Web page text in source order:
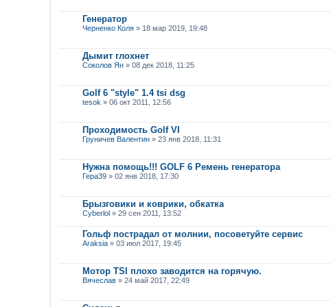
Генератор
Черненко Коля » 18 мар 2019, 19:48
Дымит глохнет
Соколов Ян » 08 дек 2018, 11:25
Golf 6 "style" 1.4 tsi dsg
tesok » 06 окт 2011, 12:56
Проходимость Golf VI
Груничев Валентин » 23 янв 2018, 11:31
Нужна помощь!!! GOLF 6 Ремень генератора
Гера39 » 02 янв 2018, 17:30
Брызговики и коврики, обкатка
Cyberlol » 29 сен 2011, 13:52
Гольф пострадал от молнии, посоветуйте сервис
Araksia » 03 июл 2017, 19:45
Мотор TSI плохо заводится на горячую.
Вячеслав » 24 май 2017, 22:49